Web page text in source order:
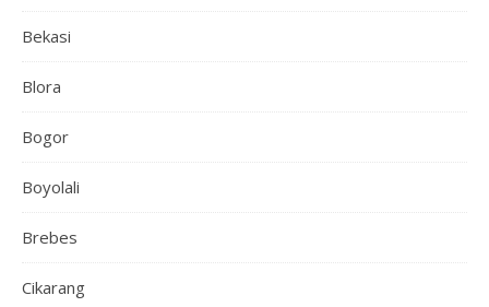
Bekasi
Blora
Bogor
Boyolali
Brebes
Cikarang